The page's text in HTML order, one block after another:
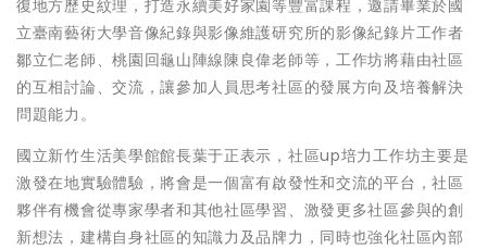
復地方歷史紋理，打造永續美好家園等豐富課程，邀請畢業於國
立臺南藝術大學音像紀錄與影像維護研究所的影像紀錄片工作者
鄒立仁老師、桃園回龜山陣線陳良偉老師等，工作坊將藉由社區
的互相討論、交流，讓參加人員思考社區的發展方向及培養解決
問題能力。
國立新竹生活美學館館長葉于正表示，社區up培力工作坊主要是
激發在地實驗體驗，將會是一個富有啟發性和交流的平台，社區
夥伴有機會從專家學者和其他社區學習、激發更多社區參與的創
新想法，建構自身社區的知識力及品牌力，同時也強化社區內部